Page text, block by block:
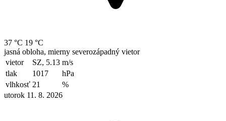
37 °C 19 °C
jasná obloha, mierny severozápadný vietor
vietor
SZ, 5.13 m/s
tlak
1017
hPa
vlhkosť 21
%
utorok 11. 8. 2026